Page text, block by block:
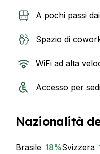
A pochi passi
Spazio di
WiFi ad alta
Accesso per
Nazionalità
Brasile 18%Svizzera